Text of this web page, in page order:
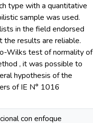
type with a quantitative
sample was used.
in the field endorsed
the results are reliable.
Wilks test of normality of
, it was possible to
hypothesis of the
of IE N° 1016
con enfoque